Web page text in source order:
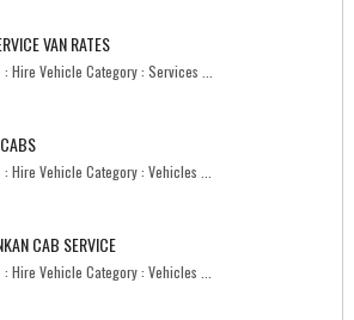
VAN RATES
: Hire Vehicle Category : Services ...
: Hire Vehicle Category : Vehicles ...
CAB SERVICE
: Hire Vehicle Category : Vehicles ...